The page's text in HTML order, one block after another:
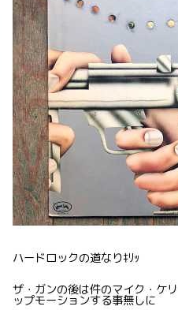
ハードロックの道なりｷﾘｯ
ザ・ガンの後は件のマイク・ケ
ップモーションする事無しに